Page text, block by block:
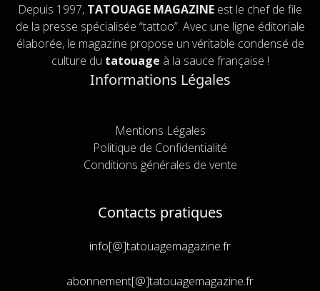
Depuis 1997, TATOUAGE MAGAZINE est le chef de file
de la presse spécialisée “tattoo”. Avec une ligne éditoriale
élaborée, le magazine propose un véritable condensé de
culture du tatouage à la sauce française !
Informations Légales
Mentions Légales
Politique de Confidentialité
Conditions générales de vente
Contacts pratiques
info[@]tatouagemagazine.fr
abonnement[@]tatouagemagazine.fr